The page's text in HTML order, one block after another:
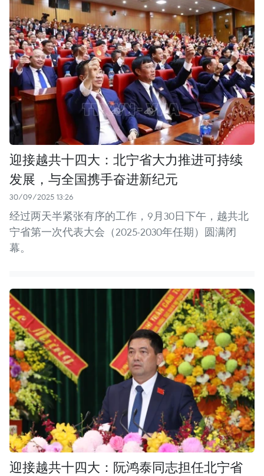
迎接越共十四大：北宁省大力推进可持续
发展，与全国携手奋进新纪元
30/09/2025 13:26
经过两天半紧张有序的工作，9月30日下午，越共北
宁省第一次代表大会（2025-2030年任期）圆满闭
幕。
迎接越共十四大：阮鸿泰同志担任北宁省